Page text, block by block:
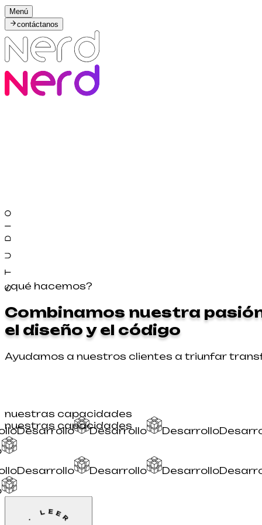
Menú
contáctanos
¿qué hacemos?
Combinamos nuestra
el diseño y el código
Ayudamos a nuestros clientes a triunfar
nuestras capacidades
nuestras capacidades
Desarrollo Desarrollo Desarrollo
Desarrollo Desarrollo Desarrollo